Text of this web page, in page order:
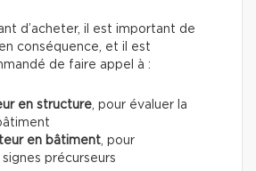
d’acheter, il est important de
conséquence, et il est
de faire appel à :
en structure, pour évaluer la
en bâtiment, pour
précurseurs